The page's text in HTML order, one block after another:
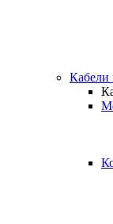
Кабели